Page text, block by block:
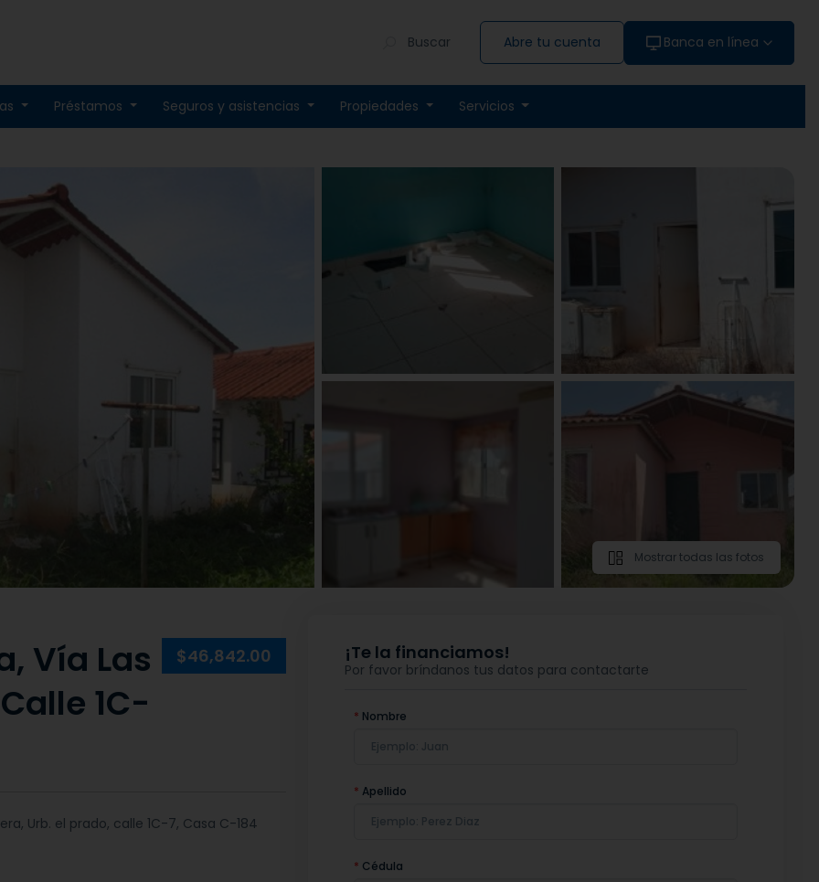
Préstamos Seguros y asistencias Propiedades Servicios
Buscar Abre tu cuenta Banca en línea
Mostrar todas las fotos
Vía Las
1C-
$46,842.00
Urb. el prado, calle 1C-7, Casa C-184
¡Te la financiamos!
Por favor bríndanos tus datos para contactarte
* Nombre
* Apellido
* Cédula